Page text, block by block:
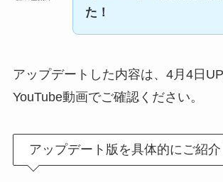
た！
アップデートした内容は、4月4日
YouTube動画でご確認ください。
アップデート版を具体的にご紹